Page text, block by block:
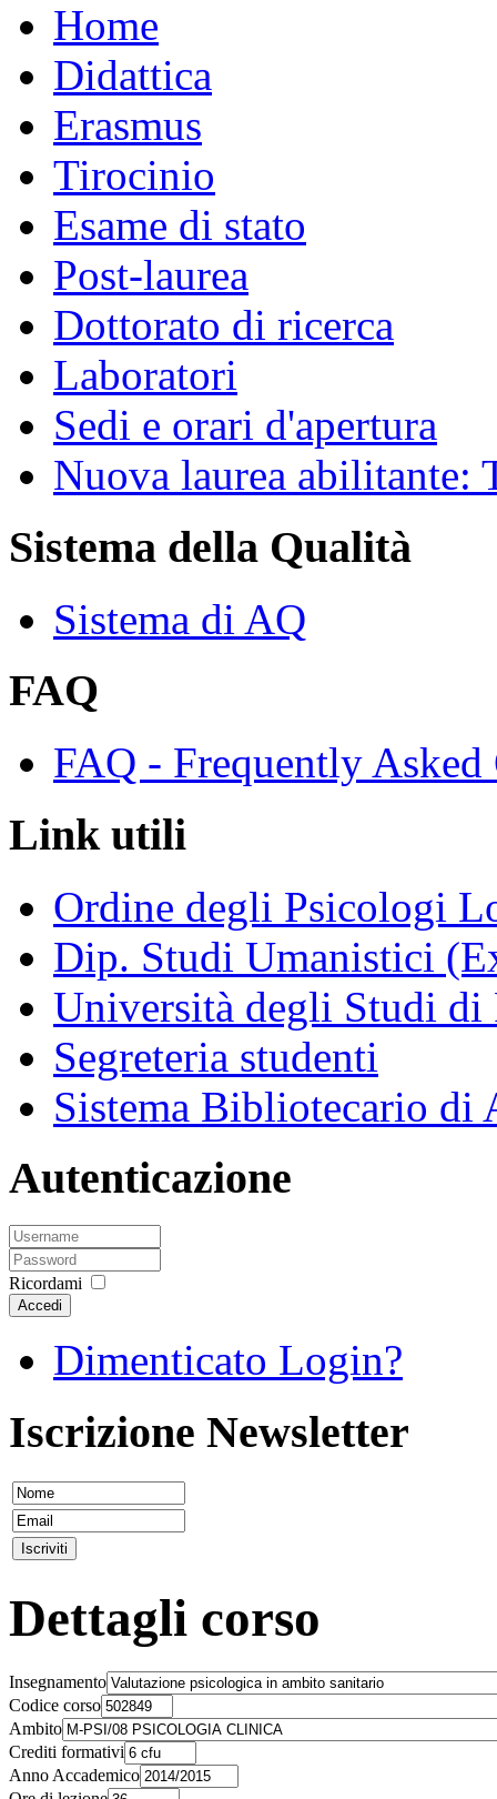
Home
Didattica
Erasmus
Tirocinio
Esame di stato
Post-laurea
Dottorato di ricerca
Laboratori
Sedi e orari d'apertura
Nuova laurea abilitante:
Sistema della Qualità
Sistema di AQ
FAQ
FAQ - Frequently Asked
Link utili
Ordine degli Psicologi
Dip. Studi Umanistici
Università degli Studi di
Segreteria studenti
Sistema Bibliotecario di
Autenticazione
Ricordami
Accedi
Dimenticato Login?
Iscrizione Newsletter
Dettagli corso
Insegnamento
Codice corso
Ambito
Crediti formativi
Anno Accademico